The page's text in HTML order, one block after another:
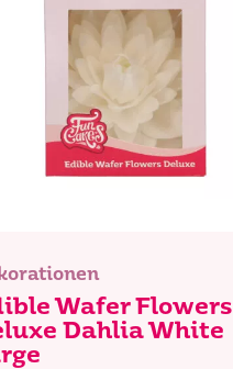
Wafer Flowers
Dahlia White